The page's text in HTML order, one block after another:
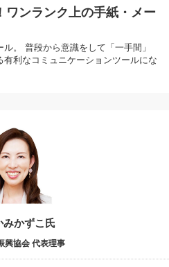
ワンランク上の手紙・メー
。 普段から意識をして「一手間」
利なコミュニケーションツールにな
みかずこ氏
興協会 代表理事